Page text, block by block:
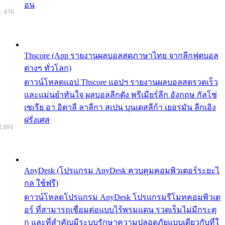
อน
Thscore (App รายงานผลบอลสดภาษาไทย จากลีกฟุตบอล
ต่างๆ ทั่วโลก)
ดาวน์โหลดแอป Thscore แอปฯ รายงานผลบอลสดรวดเร็ว
และแม่นยำทันใจ ผลบอลลีกดัง พรีเมียร์ลีก อังกฤษ กัลโช่
เซเรีย อา อิตาลี ลาลีกา สเปน บุนเดสลีก้า เยอรมัน ลีกเอิง
ฝรั่งเศส
476
AnyDesk (โปรแกรม AnyDesk ควบคุมคอมพิวเตอร์ระยะไ
กล ใช้ฟรี)
ดาวน์โหลดโปรแกรม AnyDesk โปรแกรมรีโมทคอมพิวเต
อร์ ที่สามารถเชื่อมต่อแบบไร้พรมแดน รวดเร็มไม่มีกระตุ
ก และที่สำคัญมีระบบรักษาความปลอดภัยแบบเดียวกับที่ใ